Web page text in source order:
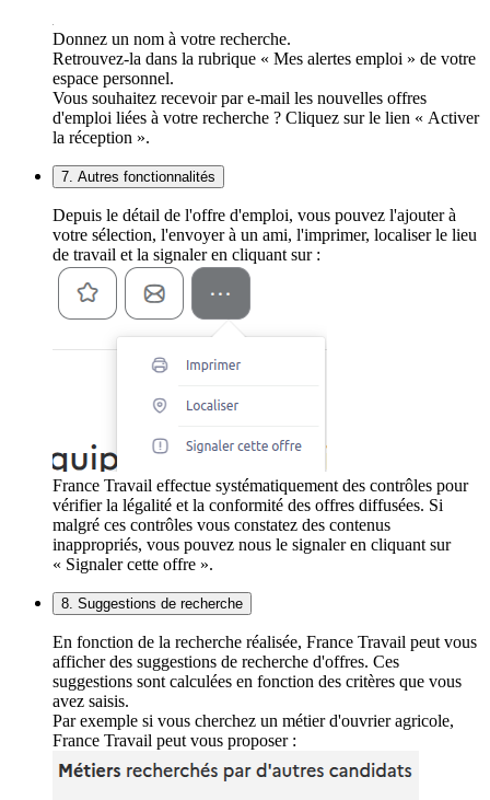
Donnez un nom à votre recherche.
Retrouvez-la dans la rubrique « Mes alertes emploi » de votre
espace personnel.
Vous souhaitez recevoir par e-mail les nouvelles offres
d'emploi liées à votre recherche ? Cliquez sur le lien « Activer
la réception ».
7. Autres fonctionnalités
Depuis le détail de l'offre d'emploi, vous pouvez l'ajouter à
votre sélection, l'envoyer à un ami, l'imprimer, localiser le lieu
de travail et la signaler en cliquant sur :
France Travail effectue systématiquement des contrôles pour
vérifier la légalité et la conformité des offres diffusées. Si
malgré ces contrôles vous constatez des contenus
inappropriés, vous pouvez nous le signaler en cliquant sur
« Signaler cette offre ».
8. Suggestions de recherche
En fonction de la recherche réalisée, France Travail peut vous
afficher des suggestions de recherche d'offres. Ces
suggestions sont calculées en fonction des critères que vous
avez saisis.
Par exemple si vous cherchez un métier d'ouvrier agricole,
France Travail peut vous proposer :